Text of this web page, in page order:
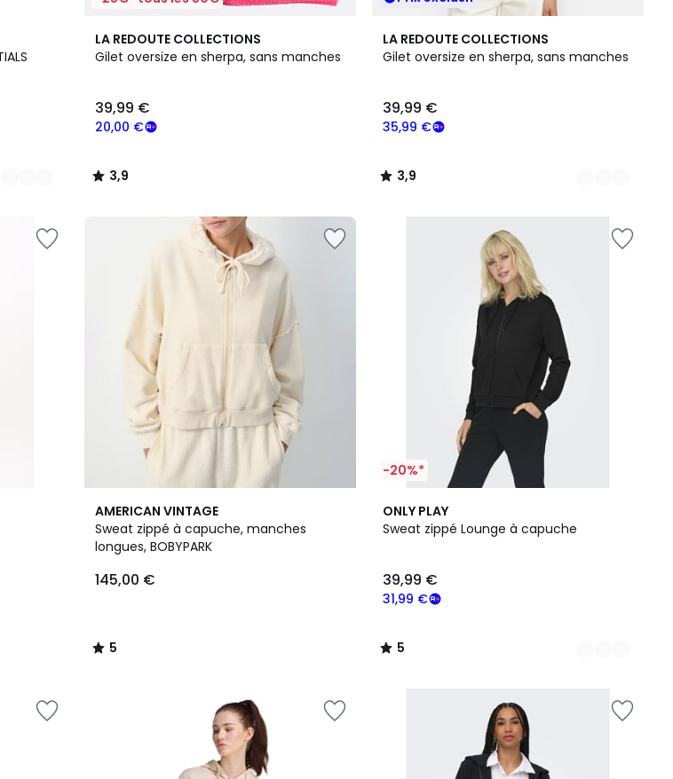
LA REDOUTE COLLECTIONS
Gilet oversize en sherpa, sans manches
20,00 €
39,99 €
3,9
/ 5
3,9
/
LA REDOUTE COLLECTIONS
Gilet oversize en sherpa, sans manches
35,99 €
39,99 €
3,9
/ 5
4
Couleurs
3,9
/
AMERICAN VINTAGE
Sweat zippé à capuche, manches
longues, BOBYPARK
145,00 €
5
/
5
5
/
-20%*
ONLY PLAY
Sweat zippé Lounge à capuche
31,99 €
39,99 €
5
/
4
Couleurs
5
/